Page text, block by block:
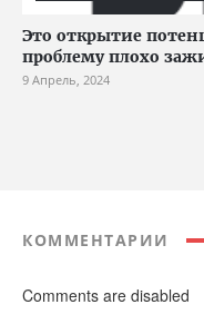
Это открытие
проблему плохо
9 Апрель, 2024
КОММЕНТАРИИ
Comments are disabled